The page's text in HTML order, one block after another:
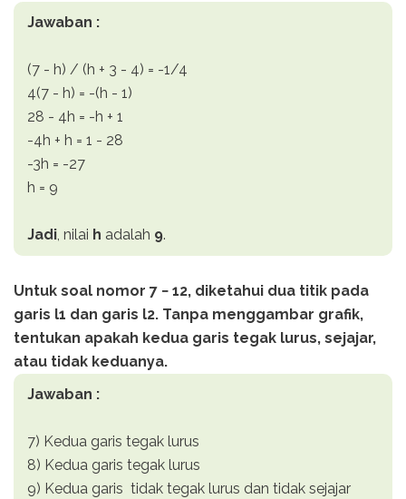
Jawaban :
(7 - h) / (h + 3 - 4) = -1/4
4(7 - h) = -(h - 1)
28 - 4h = -h + 1
-4h + h = 1 - 28
-3h = -27
h = 9
Jadi, nilai h adalah 9.
Untuk soal nomor 7 − 12, diketahui dua titik pada
garis l1 dan garis l2. Tanpa menggambar grafik,
tentukan apakah kedua garis tegak lurus, sejajar,
atau tidak keduanya.
Jawaban :
7) Kedua garis tegak lurus
8) Kedua garis tegak lurus
9) Kedua garis tidak tegak lurus dan tidak sejajar